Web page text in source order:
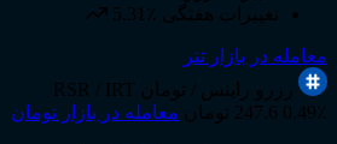
تغییرات هفتگی 5.31٪
معامله در بازار تتر
رزرو رایتس
/ تومان RSR / IRT
0.49٪ 247.6 تومان معامله در بازار تومان